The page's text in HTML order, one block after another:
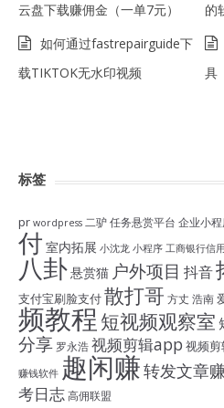
云盘下载赚佣金（一单7元）
的
如何通过fastrepairguide下
载TIKTOK无水印视频
具
标签
pr wordpress 二驴任务悬赏平台 企业小
付 室内拓展 小沈龙 小程序 工商银行信
八卦悬赏猫 户外项目 抖音
支付宝刷脸支付散打哥 方丈 浩南
频教程 短视频观察室
分享 罗永浩视频剪辑app 视频
赚钱软件 趣闲赚转发文章
考日志高佣联盟